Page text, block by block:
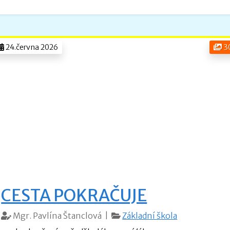
24.června 2026
CESTA POKRAČUJE
Mgr. Pavlína Štanclová |
Základní škola